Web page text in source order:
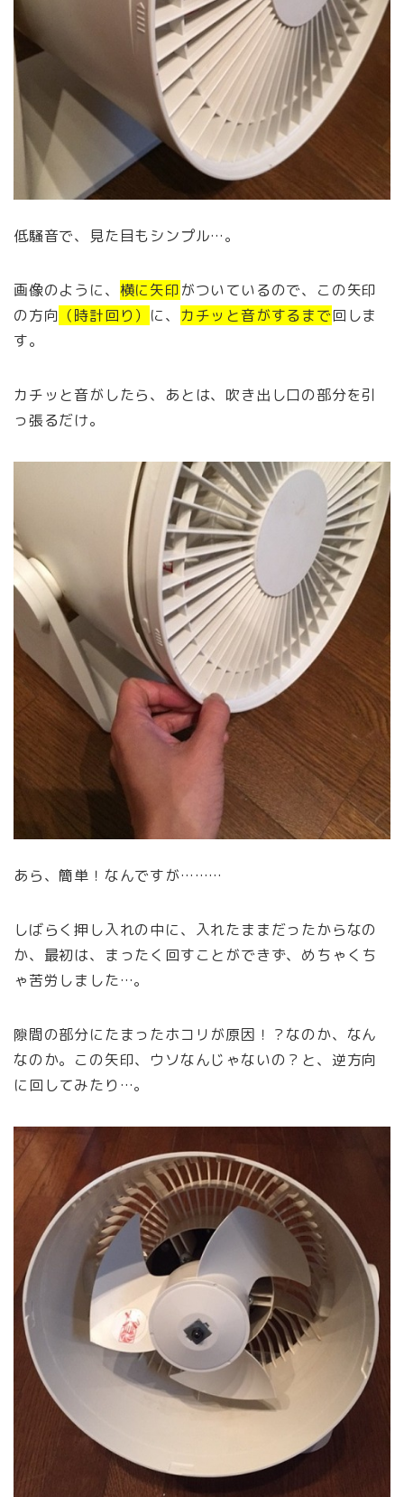
低騒音で、見た目もシンプル…。
画像のように、 横に矢印がついているので、この矢印
の方向 （時計回り） に、 カチッと音がするまで回しま
す。
カチッと音がしたら、あとは、吹き出し口の部分を引
っ張るだけ。
あら、簡単！なんですが………
しばらく押し入れの中に、入れたままだったからなの
か、最初は、まったく回すことができず、めちゃくち
ゃ苦労しました…。
隙間の部分にたまったホコリが原因！？なのか、なん
なのか。この矢印、ウソなんじゃないの？と、逆方向
に回してみたり…。